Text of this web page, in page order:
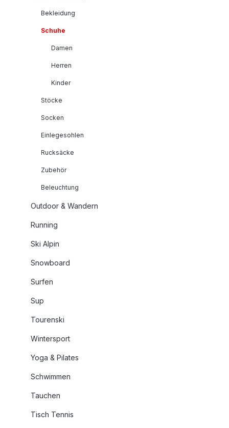
Bekleidung
Schuhe
Damen
Herren
Kinder
Stöcke
Socken
Einlegesohlen
Rucksäcke
Zubehör
Beleuchtung
Outdoor & Wandern
Running
Ski Alpin
Snowboard
Surfen
Sup
Tourenski
Wintersport
Yoga & Pilates
Schwimmen
Tauchen
Tisch Tennis